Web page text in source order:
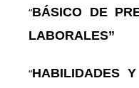
“BÁSICO DE
LABORALES”
“HABILIDADES